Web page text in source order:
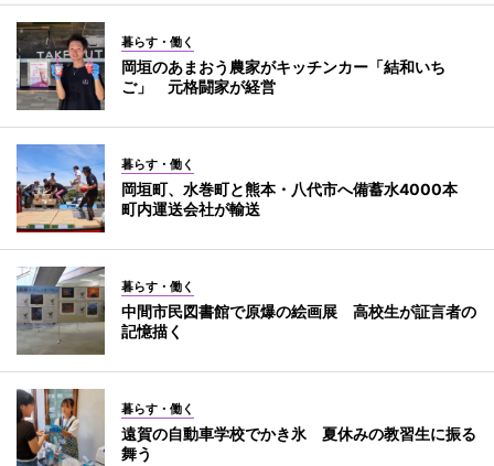
暮らす・働く
岡垣のあまおう農家がキッチンカー「結和いち
ご」 元格闘家が経営
暮らす・働く
岡垣町、水巻町と熊本・八代市へ備蓄水4000本
町内運送会社が輸送
暮らす・働く
中間市民図書館で原爆の絵画展 高校生が証言者の
記憶描く
暮らす・働く
遠賀の自動車学校でかき氷 夏休みの教習生に振る
舞う